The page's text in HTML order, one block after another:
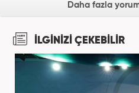
Daha fazla
İLGİNİZİ ÇEKEBİLİR